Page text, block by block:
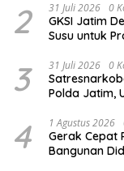
2 31 Juli 2026 0
GKSI Jatim
Susu untuk
3 31 Juli 2026 0
Polda Jatim,
4 1 Agustus 2026
Gerak Cepat
Bangunan